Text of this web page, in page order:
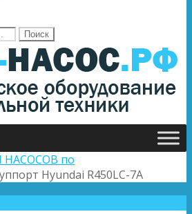
НАСОСОВ по
Hyundai R450LC-7A